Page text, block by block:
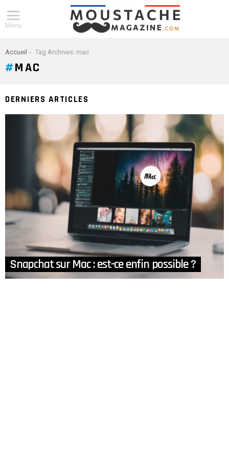
Menu
You are here:
Accueil Tag Archives: mac
MAC
DERNIERS ARTICLES
Snapchat sur Mac : est-ce enfin possible ?